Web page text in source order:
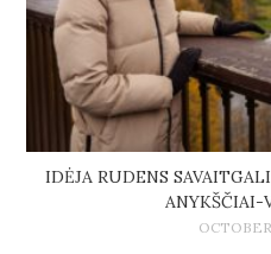
IDĖJA RUDENS
ANYKŠČIAI-